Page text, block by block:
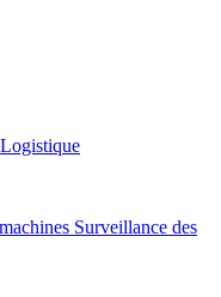
Logistique
Surveillance des